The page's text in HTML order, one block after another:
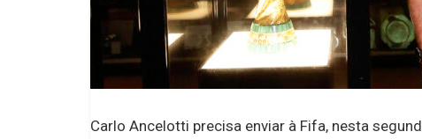
Carlo Ancelotti precisa enviar à Fifa, nesta